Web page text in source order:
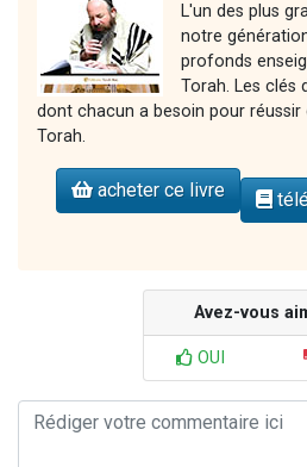
L'un des plus
notre
profonds
Torah. Les clés
dont chacun a besoin pour réussir
Torah.
acheter ce livre
Avez-vous
OUI